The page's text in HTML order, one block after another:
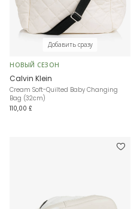
Добавить сразу
НОВЫЙ СЕЗОН
Calvin Klein
Cream Soft-Quilted Baby Changing
Bag (32cm)
110,00 £